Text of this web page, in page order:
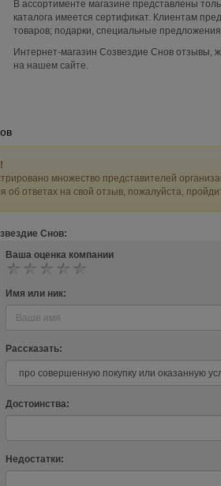
В ассортименте магазине представлены
каталога имеется сертификат. Клиентам
товаров; подарки, специальные
Интернет-магазин Созвездие Снов отзывы,
на нашем сайте.
множество представителей
об ответах на свой отзыв, пожалуйста,
Снов:
Ваша оценка компании
Имя или ник:
Рассказать:
Достоинства:
Недостатки: